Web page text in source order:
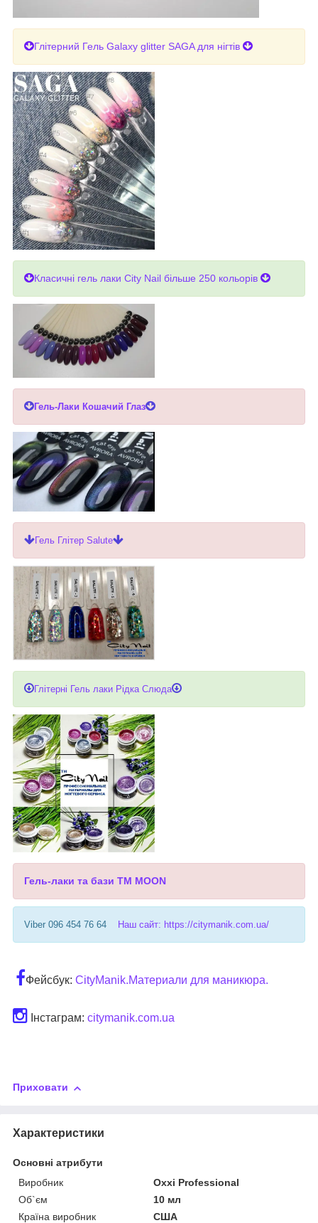
Глітерний Гель Galaxy glitter SAGA для нігтів
Класичні гель лаки City Nail більше 250 кольорів
Гель-Лаки Кошачий Глаз
Гель Глітер Salute
Глітерні Гель лаки Рідка Слюда
Гель-лаки та бази ТМ MOON
Viber 096 454 76 64 Наш сайт: https://citymanik.com.ua/
Фейсбук: CityManik.Материали для маникюра.
Інстаграм: citymanik.com.ua
Приховати
Характеристики
Основні атрибути
Виробник
Oxxi Professional
Об`єм
10 мл
Країна виробник
США